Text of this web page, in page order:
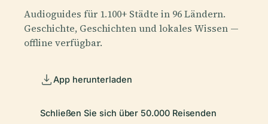
Audioguides für 1.100+ Städte in 96 Ländern.
Geschichte, Geschichten und lokales Wissen —
offline verfügbar.
App herunterladen
Schließen Sie sich über 50.000 Reisenden